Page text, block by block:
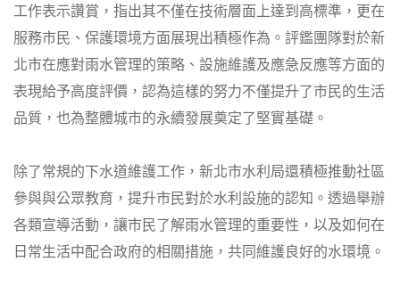
工作表示讚賞，指出其不僅在技術層面上達到高標準，更在
服務市民、保護環境方面展現出積極作為。評鑑團隊對於新
北市在應對雨水管理的策略、設施維護及應急反應等方面的
表現給予高度評價，認為這樣的努力不僅提升了市民的生活
品質，也為整體城市的永續發展奠定了堅實基礎。
除了常規的下水道維護工作，新北市水利局還積極推動社區
參與與公眾教育，提升市民對於水利設施的認知。透過舉辦
各類宣導活動，讓市民了解雨水管理的重要性，以及如何在
日常生活中配合政府的相關措施，共同維護良好的水環境。